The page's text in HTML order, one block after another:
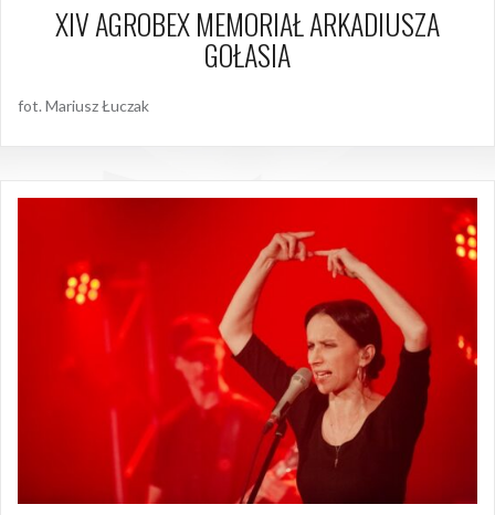
XIV AGROBEX MEMORIAŁ ARKADIUSZA
GOŁASIA
fot. Mariusz Łuczak